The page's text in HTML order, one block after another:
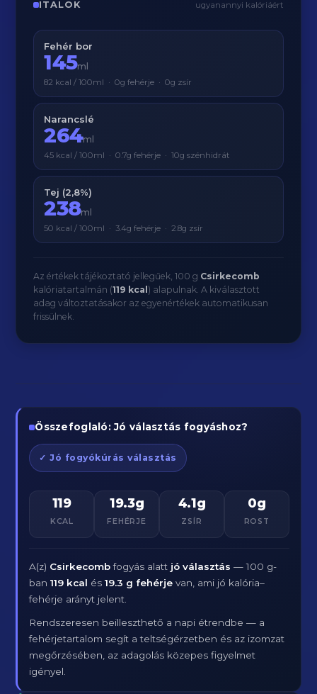
ITALOK ugyanannyi kalóriáért
Fehér bor
145ml
82 kcal / 100ml · 0g fehérje · 0g zsír
Narancslé
264ml
45 kcal / 100ml · 0.7g fehérje · 10g szénhidrát
Tej (2,8%)
238ml
50 kcal / 100ml · 3.4g fehérje · 2.8g zsír
Az értékek tájékoztató jellegűek, 100 g Csirkecomb
kalóriatartalmán (119 kcal ) alapulnak. A kiválasztott
adag változtatásakor az egyenértékek automatikusan
frissülnek.
Összefoglaló: Jó választás fogyáshoz?
✓ Jó fogyókúrás választás
119
KCAL
19.3g
FEHÉRJE
4.1g
ZSÍR
0g
ROST
A(z) Csirkecombfogyás alatt jó választás — 100 g-
ban119 kcal és19.3 g fehérje van, ami jó kalória–
fehérje arányt jelent.
Rendszeresen beilleszthető a napi étrendbe — a
fehérjetartalom segít a teltségérzetben és az izomzat
megőrzésében, az adagolás közepes figyelmet
igényel.